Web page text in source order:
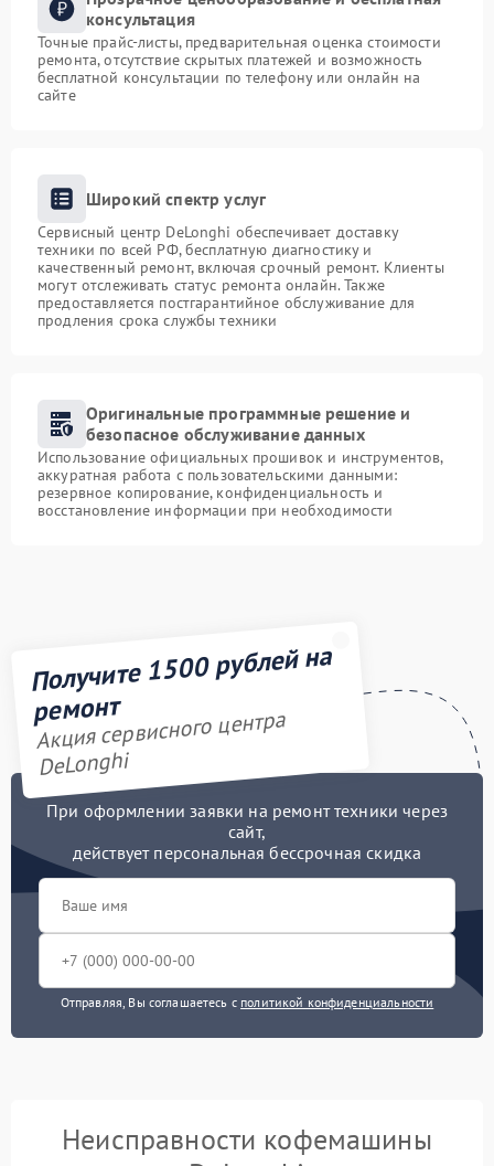
консультация
Точные прайс-листы, предварительная оценка стоимости
ремонта, отсутствие скрытых платежей и возможность
бесплатной консультации по телефону или онлайн на
сайте
Широкий спектр услуг
Сервисный центр DeLonghi обеспечивает доставку
техники по всей РФ, бесплатную диагностику и
качественный ремонт, включая срочный ремонт. Клиенты
могут отслеживать статус ремонта онлайн. Также
предоставляется постгарантийное обслуживание для
продления срока службы техники
Оригинальные программные решение и
безопасное обслуживание данных
Использование официальных прошивок и инструментов,
аккуратная работа с пользовательскими данными:
резервное копирование, конфиденциальность и
восстановление информации при необходимости
Получите 1500 рублей на
ремонт
Акция сервисного центра
DeLonghi
При оформлении заявки на ремонт техники через
сайт,
действует персональная бессрочная скидка
Отправляя, Вы соглашаетесь с политикой конфиденциальности
Неисправности кофемашины